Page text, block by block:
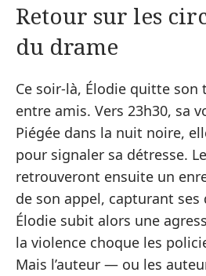
Retour sur les
du drame
Ce soir-là, Élodie quitte
entre amis. Vers 23h30, sa
Piégée dans la nuit noire,
pour signaler sa détresse.
retrouveront ensuite un
de son appel, capturant
Élodie subit alors une
la violence choque les
Mais l’auteur — ou les